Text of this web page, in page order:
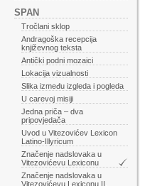
SPAN
Tročlani sklop
Andragoška recepcija
književnog teksta
Antički podni mozaici
Lokacija vizualnosti
Slika između izgleda i pogleda
U carevoj misiji
Jedna priča – dva
pripovjedača
Uvod u Vitezovićev Lexicon
Latino-Illyricum
Značenje nadslovaka u
Vitezovićevu Lexiconu
Značenje nadslovaka u
Vitezovićevu Lexiconu II.